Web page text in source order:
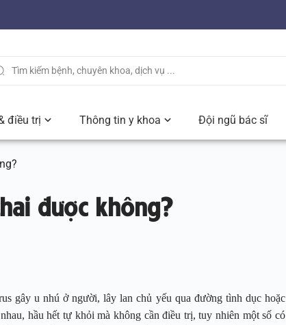
điều trị Thông tin y khoa Đội ngũ bác sĩ
được không?
gây u nhú ở người, lây lan chủ yếu qua đường tình dục hoặc
hầu hết tự khỏi mà không cần điều trị, tuy nhiên một số có